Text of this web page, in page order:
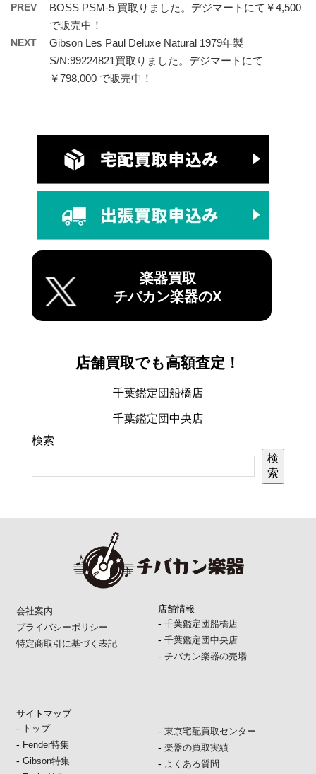
PREV
BOSS PSM-5 買取りました。デジマートにて￥4,500
で販売中！
NEXT
Gibson Les Paul Deluxe Natural 1979年製
S/N:99224821買取りました。デジマートにて
￥798,000 で販売中！
楽器買取
チバカン楽器のX
店舗買取でも高額査定！
千葉鑑定団船橋店
千葉鑑定団中央店
検索
検
索
会社案内
プライバシーポリシー
特定商取引に基づく表記
店舗情報
- 千葉鑑定団船橋店
- 千葉鑑定団中央店
- チバカン楽器の売場
サイトマップ
- トップ
- Fender特集
-Gibson特集
- 東京宅配買取センター
- 楽器の買取実績
- よくある質問